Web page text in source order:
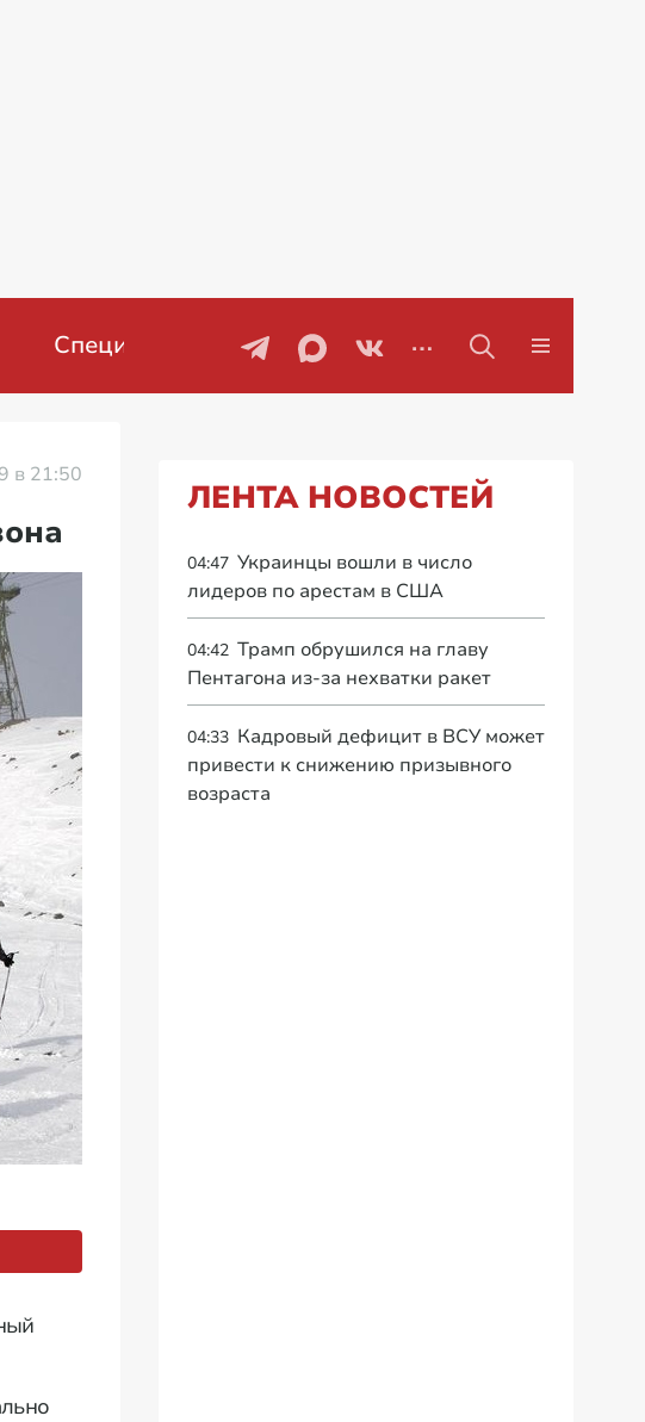
переговоры Проблемы с бензином в
в 21:50
ЛЕНТА НОВОСТЕЙ
04:47 Украинцы вошли в число
лидеров по арестам в США
04:42 Трамп обрушился на главу
Пентагона из-за нехватки ракет
04:33 Кадровый дефицит в ВСУ может
привести к снижению призывного
возраста